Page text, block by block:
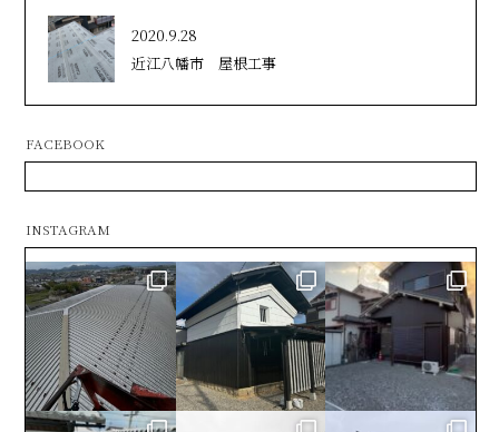
2020.9.28
近江八幡市 屋根工事
FACEBOOK
INSTAGRAM